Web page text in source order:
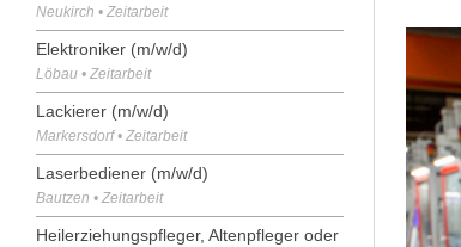
Neukirch • Zeitarbeit
Elektroniker (m/w/d)
Löbau • Zeitarbeit
Lackierer (m/w/d)
Markersdorf • Zeitarbeit
Laserbediener (m/w/d)
Bautzen • Zeitarbeit
Heilerziehungspfleger, Altenpfleger oder